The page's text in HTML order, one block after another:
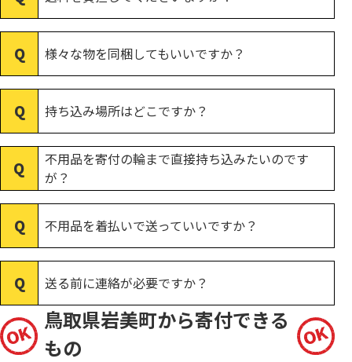
様々な物を同梱してもいいですか？
持ち込み場所はどこですか？
不用品を寄付の輪まで直接持ち込みたいのです
が？
不用品を着払いで送っていいですか？
送る前に連絡が必要ですか？
鳥取県岩美町から寄付できる
もの